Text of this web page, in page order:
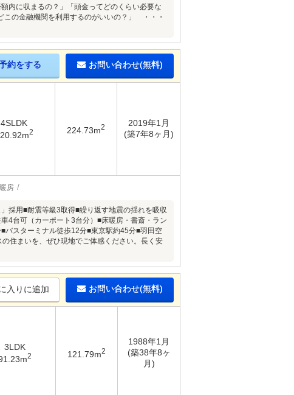
内に収まるの？」「頭金ってどのくらい必要な
この金融機関を利用するのがいいの？」 ・・・
約をする お問い合わせ(無料)
4SLDK
2 224.73m2
2019年1月
(築7年8ヶ月)
房
採用■耐震等級3取得■繰り返す地震の揺れを吸収
4台可（カーポート3台分）■床暖房・書斎・ラン
バスターミナル徒歩12分■東京駅約45分■羽田空
住まいを、ぜひ現地でご体感ください。長く安
入りに追加 お問い合わせ(無料)
3LDK
2 121.79m2
1988年1月
(築38年8ヶ
月)